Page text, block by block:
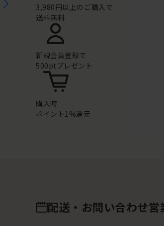
3,980円以上のご購入で
送料無料
新規会員登録で
500ptプレゼント
購入時
ポイント1%還元
配送・お問い合わせ営